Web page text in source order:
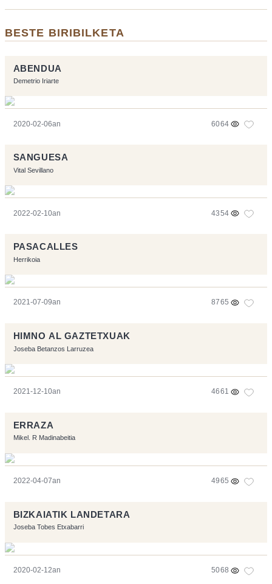
BESTE BIRIBILKETA
ABENDUA
Demetrio Iriarte
2020-02-06an 6064
SANGUESA
Vital Sevillano
2022-02-10an 4354
PASACALLES
Herrikoia
2021-07-09an 8765
HIMNO AL GAZTETXUAK
Joseba Betanzos Larruzea
2021-12-10an 4661
ERRAZA
Mikel. R Madinabeitia
2022-04-07an 4965
BIZKAIATIK LANDETARA
Joseba Tobes Etxabarri
2020-02-12an 5068